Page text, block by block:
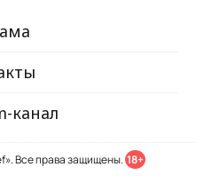
канал
Все права защищены. 18+